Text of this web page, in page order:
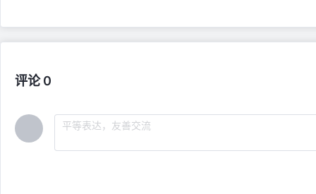
评论 0